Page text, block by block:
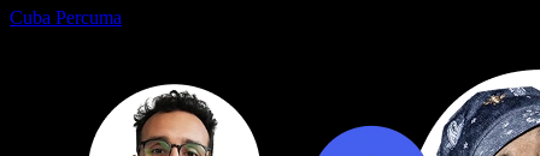
Cuba Percuma